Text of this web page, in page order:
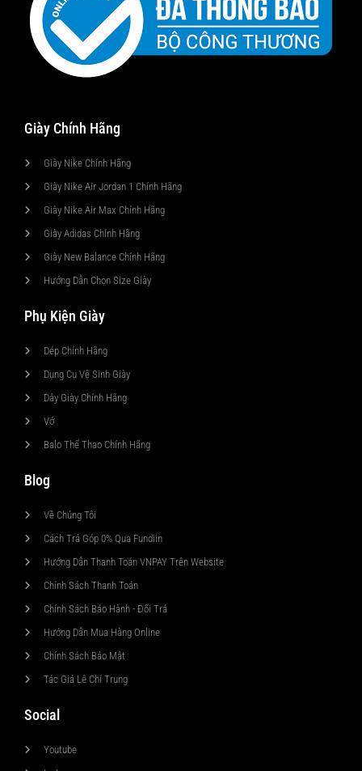
Giày Chính Hãng
Giày Nike Chính Hãng
Giày Nike Air Jordan 1 Chính Hãng
Giày Nike Air Max Chính Hãng
Giày Adidas Chính Hãng
Giày New Balance Chính Hãng
Hướng Dẫn Chọn Size Giày
Phụ Kiện Giày
Dép Chính Hãng
Dụng Cụ Vệ Sinh Giày
Dây Giày Chính Hãng
Vớ
Balo Thể Thao Chính Hãng
Blog
Về Chúng Tôi
Cách Trả Góp 0% Qua Fundiin
Hướng Dẫn Thanh Toán VNPAY Trên Website
Chính Sách Thanh Toán
Chính Sách Bảo Hành - Đổi Trả
Hướng Dẫn Mua Hàng Online
Chính Sách Bảo Mật
Tác Giả Lê Chí Trung
Social
Youtube